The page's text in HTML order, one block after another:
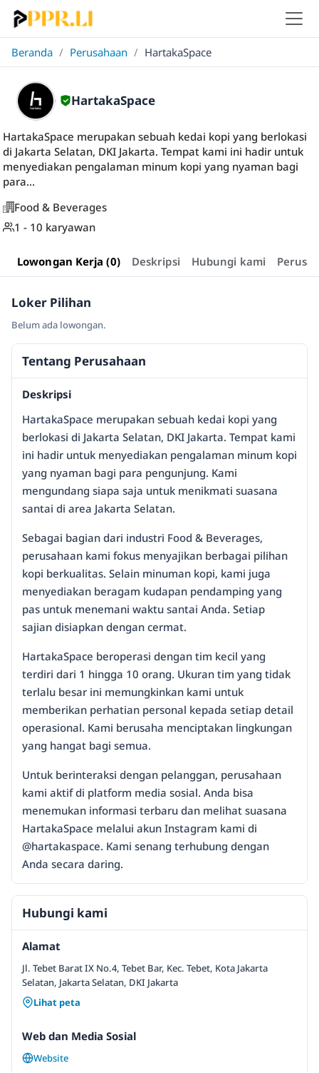
Beranda / Perusahaan / HartakaSpace
HartakaSpace
HartakaSpace merupakan sebuah kedai kopi yang berlokasi
di Jakarta Selatan, DKI Jakarta. Tempat kami ini hadir untuk
menyediakan pengalaman minum kopi yang nyaman bagi
para...
Food & Beverages
1 - 10 karyawan
Lowongan Kerja (0) Deskripsi Hubungi kami
Loker Pilihan
Belum ada lowongan.
Tentang Perusahaan
Deskripsi
HartakaSpace merupakan sebuah kedai kopi yang
berlokasi di Jakarta Selatan, DKI Jakarta. Tempat kami
ini hadir untuk menyediakan pengalaman minum kopi
yang nyaman bagi para pengunjung. Kami
mengundang siapa saja untuk menikmati suasana
santai di area Jakarta Selatan.
Sebagai bagian dari industri Food & Beverages,
perusahaan kami fokus menyajikan berbagai pilihan
kopi berkualitas. Selain minuman kopi, kami juga
menyediakan beragam kudapan pendamping yang
pas untuk menemani waktu santai Anda. Setiap
sajian disiapkan dengan cermat.
HartakaSpace beroperasi dengan tim kecil yang
terdiri dari 1 hingga 10 orang. Ukuran tim yang tidak
terlalu besar ini memungkinkan kami untuk
memberikan perhatian personal kepada setiap detail
operasional. Kami berusaha menciptakan lingkungan
yang hangat bagi semua.
Untuk berinteraksi dengan pelanggan, perusahaan
kami aktif di platform media sosial. Anda bisa
menemukan informasi terbaru dan melihat suasana
HartakaSpace melalui akun Instagram kami di
@hartakaspace. Kami senang terhubung dengan
Anda secara daring.
Hubungi kami
Alamat
Jl. Tebet Barat IX No.4, Tebet Bar, Kec. Tebet, Kota Jakarta
Selatan, Jakarta Selatan, DKI Jakarta
Lihat peta
Web dan Media Sosial
Website